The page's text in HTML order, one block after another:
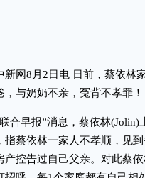
8月2日电 日前，蔡依林家
，与奶奶不亲，冤背不孝罪！
早报”消息，蔡依林(Jolin)
指蔡依林一家人不孝顺，见
产控告过自己父亲。对此蔡